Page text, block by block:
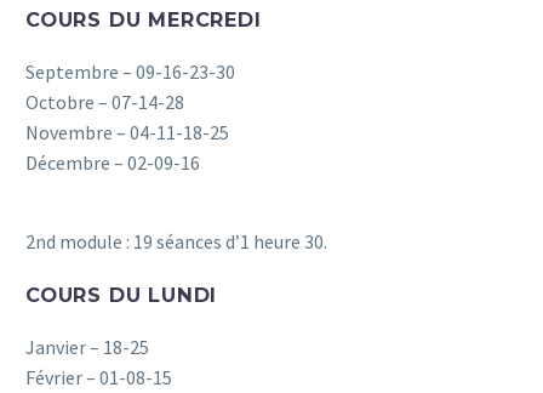
COURS DU MERCREDI
Septembre – 09-16-23-30
Octobre – 07-14-28
Novembre – 04-11-18-25
Décembre – 02-09-16
2nd module : 19 séances d’1 heure 30.
COURS DU LUNDI
Janvier – 18-25
Février – 01-08-15